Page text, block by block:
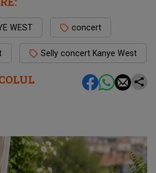
WEST concert
Selly concert Kanye West